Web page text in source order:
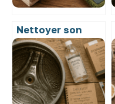
Nettoyer son
parquet vitrifié
au savon noir : 1
cuillère à soupe
et 4 étapes pour
un sol éclatant